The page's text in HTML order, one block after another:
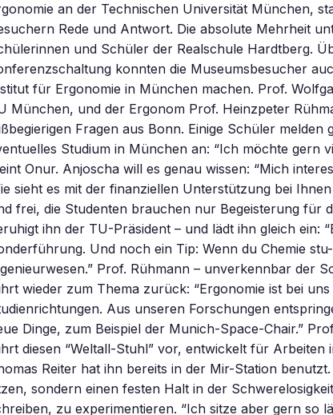
an der Technischen Universität München,
Rede und Antwort. Die absolute Mehrheit
und Schüler der Realschule Hardtberg.
konnten die Museumsbesucher
für Ergonomie in München machen. Prof.
München, und der Ergonom Prof. Heinzpeter
Fragen aus Bonn. Einige Schüler melden
Studium in München an: “Ich möchte gern
Onur. Anjoscha will es genau wissen: “Mich
sieht es mit der finanziellen Unterstützung bei
frei, die Studenten brauchen nur Begeisterung für
ihn der TU-Präsident – und lädt ihn gleich ein:
Und noch ein Tip: Wenn du Chemie
Prof. Rühmann – unverkennbar der
wieder zum Thema zurück: “Ergonomie ist bei
Aus unseren Forschungen
Dinge, zum Beispiel der Munich-Space-Chair.”
diesen “Weltall-Stuhl” vor, entwickelt für Arbeiten
Reiter hat ihn bereits in der Mir-Station
sondern einen festen Halt in der
zu experimentieren. “Ich sitze aber gern so